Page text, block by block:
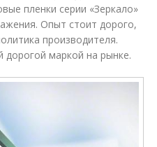
пленки серии «Зеркало»
Опыт стоит дорого,
производителя.
маркой на рынке.